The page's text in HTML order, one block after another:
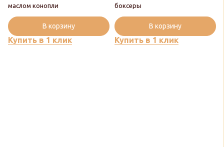
маслом конопли
Купить в 1 клик
В корзину
боксеры
Купить в 1 клик
В корзину